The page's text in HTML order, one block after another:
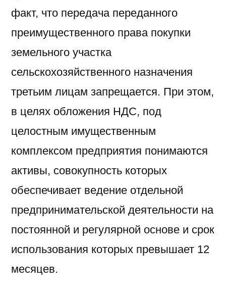
факт, что передача переданного
преимущественного права покупки
земельного участка
сельскохозяйственного назначения
третьим лицам запрещается. При этом,
в целях обложения НДС, под
целостным имущественным
комплексом предприятия понимаются
активы, совокупность которых
обеспечивает ведение отдельной
предпринимательской деятельности на
постоянной и регулярной основе и срок
использования которых превышает 12
месяцев.